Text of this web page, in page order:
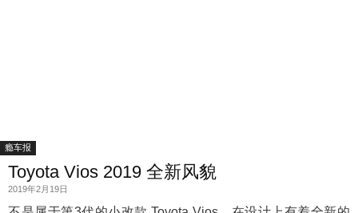
瘾车报
Toyota Vios 2019 全新风貌
2019年2月19日